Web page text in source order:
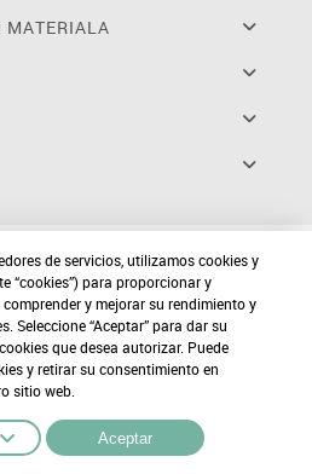
MATERIALA
de servicios, utilizamos cookies y
“cookies”) para proporcionar y
y mejorar su rendimiento y
Seleccione “Aceptar” para dar su
que desea autorizar. Puede
y retirar su consentimiento en
sitio web.
Aceptar